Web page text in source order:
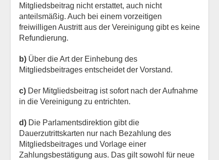
Mitgliedsbeitrag nicht erstattet, auch nicht
anteilsmäßig. Auch bei einem vorzeitigen
freiwilligen Austritt aus der Vereinigung gibt es keine
Refundierung.
b)Über die Art der Einhebung des
Mitgliedsbeitrages entscheidet der Vorstand.
c)Der Mitgliedsbeitrag ist sofort nach der Aufnahme
in die Vereinigung zu entrichten.
d)Die Parlamentsdirektion gibt die
Dauerzutrittskarten nur nach Bezahlung des
Mitgliedsbeitrages und Vorlage einer
Zahlungsbestätigung aus. Das gilt sowohl für neue